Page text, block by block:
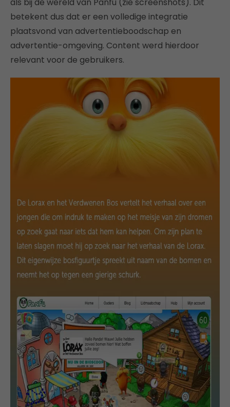
als bij de wereld van Panfu (zie screenshots). Dit
betekent dus dat er een volledige integratie
plaatsvond van advertentieboodschap en
advertentie-omgeving. Content werd hierdoor
relevant voor de gebruikers.